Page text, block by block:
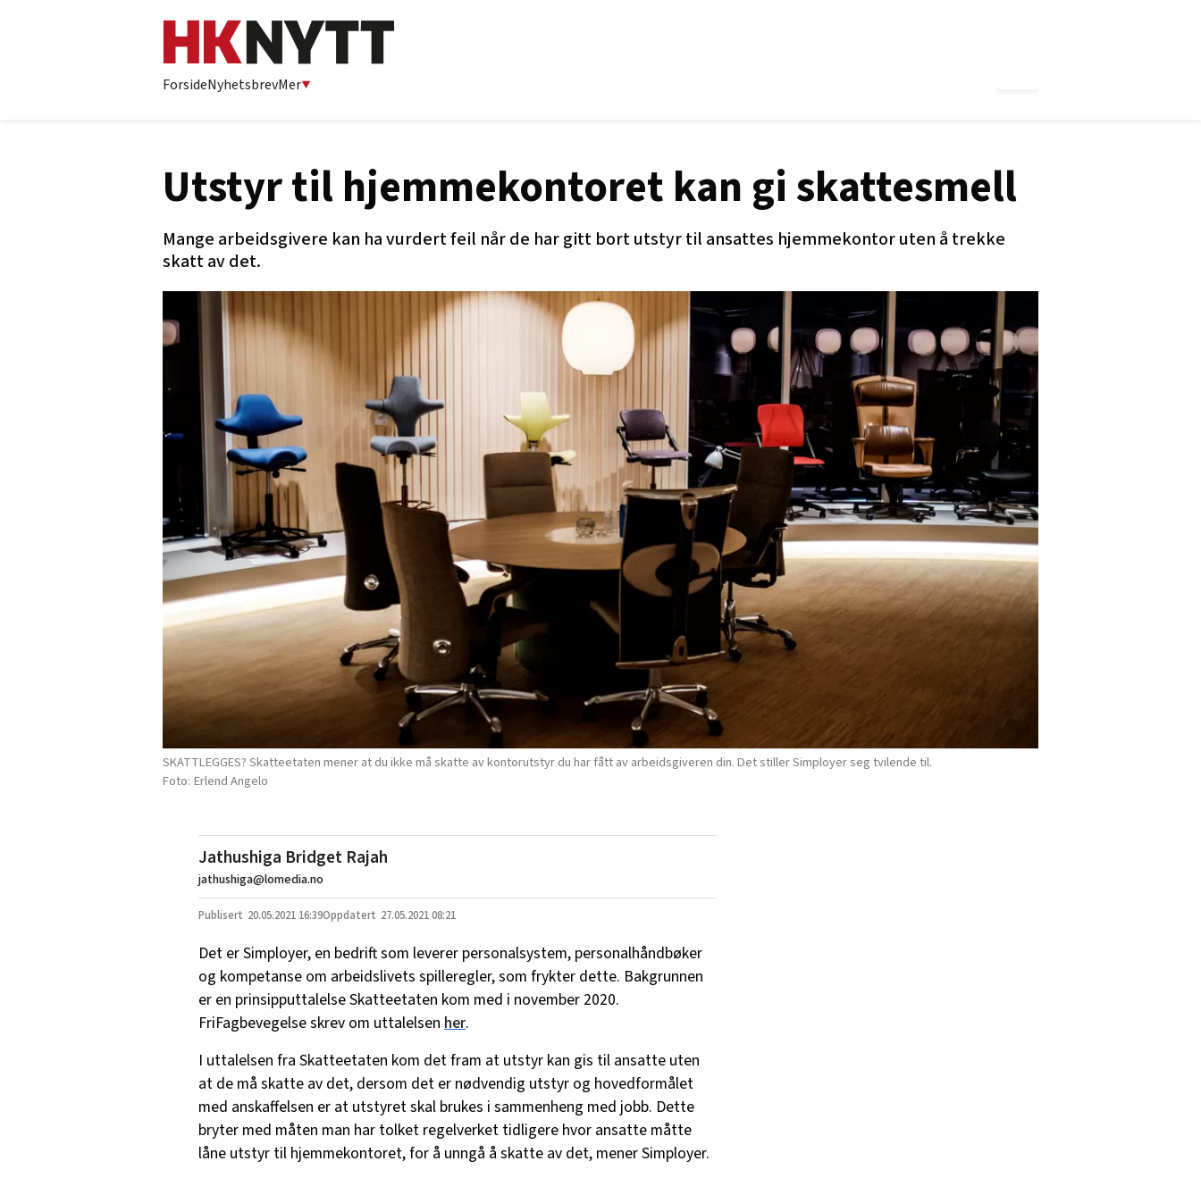
ForsideNyhetsbrevMer
Utstyr til hjemmekontoret kan gi skattesmell
Mange arbeidsgivere kan ha vurdert feil når de har gitt bort utstyr til ansattes hjemmekontor uten å trekke
skatt av det.
SKATTLEGGES? Skatteetaten mener at du ikke må skatte av kontorutstyr du har fått av arbeidsgiveren din. Det stiller Simployer seg tvilende til.
Erlend Angelo
Jathushiga Bridget Rajah
jathushiga@lomedia.no
20.05.2021 16:39 27.05.2021 08:21
Det er Simployer, en bedrift som leverer personalsystem, personalhåndbøker
og kompetanse om arbeidslivets spilleregler, som frykter dette. Bakgrunnen
er en prinsipputtalelse Skatteetaten kom med i november 2020.
FriFagbevegelse skrev om uttalelsen her.
I uttalelsen fra Skatteetaten kom det fram at utstyr kan gis til ansatte uten
at de må skatte av det, dersom det er nødvendig utstyr og hovedformålet
med anskaffelsen er at utstyret skal brukes i sammenheng med jobb. Dette
bryter med måten man har tolket regelverket tidligere hvor ansatte måtte
låne utstyr til hjemmekontoret, for å unngå å skatte av det, mener Simployer.